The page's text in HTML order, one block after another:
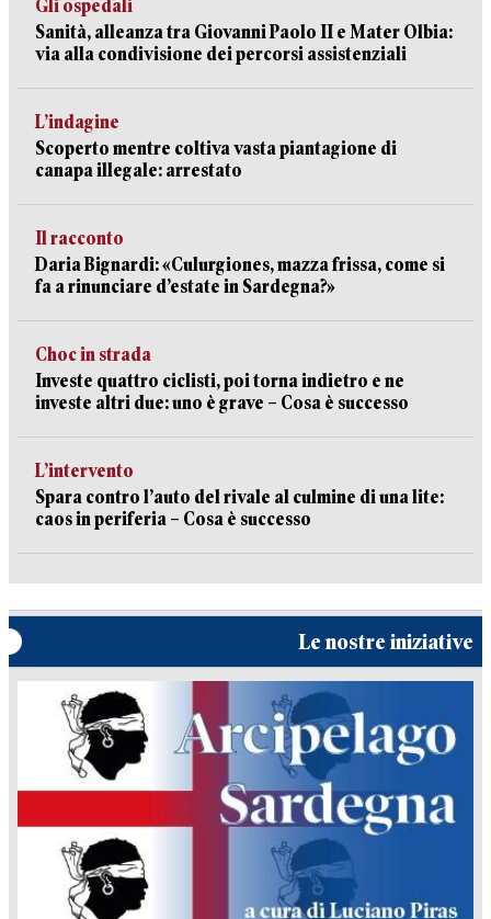
Gli ospedali
Sanità, alleanza tra Giovanni Paolo II e Mater Olbia:
via alla condivisione dei percorsi assistenziali
L’indagine
Scoperto mentre coltiva vasta piantagione di
canapa illegale: arrestato
Il racconto
Daria Bignardi: «Culurgiones, mazza frissa, come si
fa a rinunciare d’estate in Sardegna?»
Choc in strada
Investe quattro ciclisti, poi torna indietro e ne
investe altri due: uno è grave – Cosa è successo
L’intervento
Spara contro l’auto del rivale al culmine di una lite:
caos in periferia – Cosa è successo
Le nostre iniziative